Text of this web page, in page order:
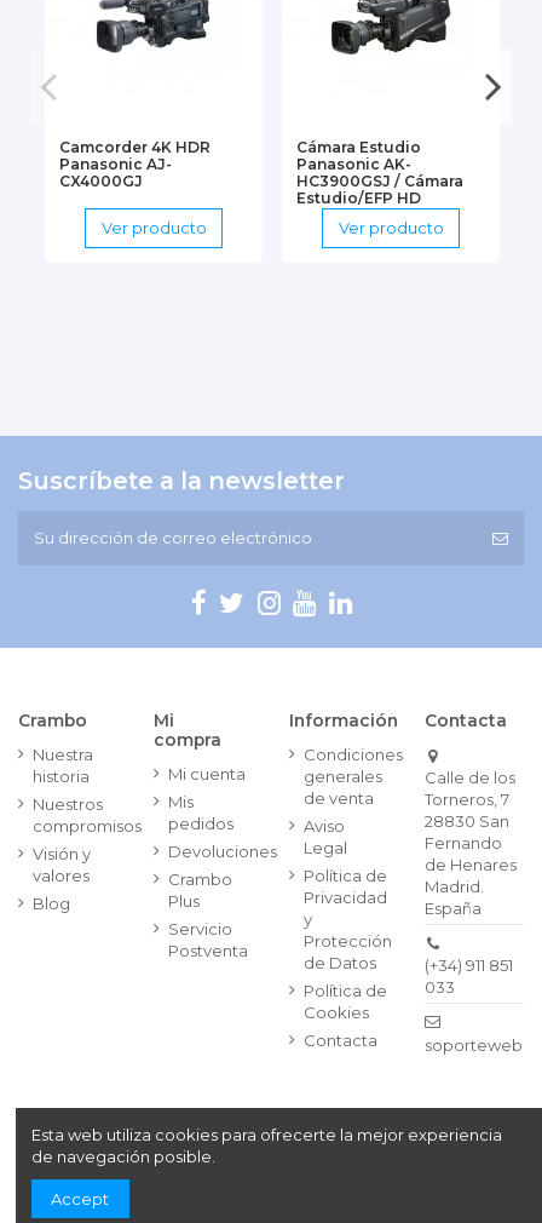
Camcorder 4K HDR
Panasonic AJ-
CX4000GJ
Ver producto
Cámara Estudio
Panasonic AK-
HC3900GSJ / Cámara
Estudio/EFP HD
opcional 4K
Panasonic...
Ver producto
Suscríbete a la newsletter
Crambo
Nuestra
historia
Nuestros
compromisos
Visión y
valores
Blog
Mi
compra
Mi cuenta
Mis
pedidos
Devoluciones
Crambo
Plus
Servicio
Postventa
Información
Condiciones
generales
de venta
Aviso
Legal
Política de
Privacidad
y
Protección
de Datos
Política de
Cookies
Contacta
Contacta
Calle de los
Torneros, 7
28830 San
Fernando
de Henares
Madrid.
España
(+34) 911 851
033
Copyright© 2024Crambo, S.A. Av. de la Vía Láctea, 1,
Segunda Planta, | 28830 San Fernando de Henares,
|soporteweb@crambo.es
Esta web utiliza cookies para ofrecerte la mejor experiencia
de navegación posible.
Accept